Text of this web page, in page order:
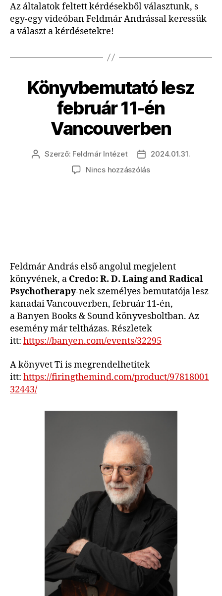
Az általatok feltett kérdésekből választunk, s
egy-egy videóban Feldmár Andrással keressük
a választ a kérdésetekre!
Könyvbemutató lesz
február 11-én
Vancouverben
Bejegyzés
Szerző: Feldmár Intézet
Bejegyzés
dátuma
2024.01.31.
Nincs hozzászólása(z)
Feldmár András első angolul megjelent
könyvének, a Credo: R. D. Laing and Radical
Psychotherapy-nek személyes bemutatója lesz
kanadai Vancouverben, február 11-én,
a Banyen Books & Sound könyvesboltban. Az
esemény már teltházas. Részletek
itt: https://banyen.com/events/32295
A könyvet Ti is megrendelhetitek
itt: https://firingthemind.com/product/97818001
32443/